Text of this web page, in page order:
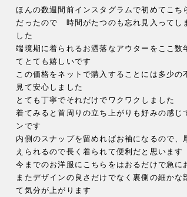
ほんの数週間前インスタグラムで初めてこ
だったので　時間がたつのも忘れ見入って
した
端境期に着られるお洒落なアウターをここ
てとても嬉しいです
この価格をネットで購入することには多少
見て安心しました
とても丁寧でそれだけでワクワクしました
着てみると首周りの立ち上がりも好みの感
ンです
内側のスナップを留めればお袖になるので
えられるので長く着られて便利だと思います
今までのお洋服にこちらをはおるだけで急に
またデザインの良さだけでなく裏側の細か
て気分が上がります